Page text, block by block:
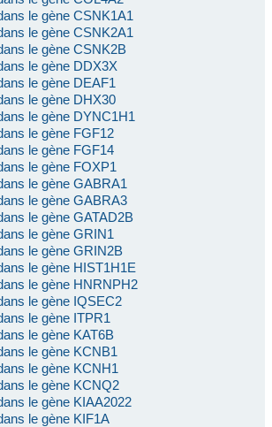
le gène CSNK1A1
le gène CSNK2A1
le gène CSNK2B
le gène DDX3X
le gène DEAF1
le gène DHX30
le gène DYNC1H1
le gène FGF12
le gène FGF14
le gène FOXP1
le gène GABRA1
le gène GABRA3
le gène GATAD2B
le gène GRIN1
le gène GRIN2B
le gène HIST1H1E
le gène HNRNPH2
le gène IQSEC2
le gène ITPR1
le gène KAT6B
le gène KCNB1
le gène KCNH1
le gène KCNQ2
le gène KIAA2022
le gène KIF1A